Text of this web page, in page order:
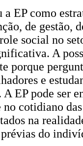
EP como
de gestão,
social no
A
porque
e
A EP pode ser
no cotidiano
na
do